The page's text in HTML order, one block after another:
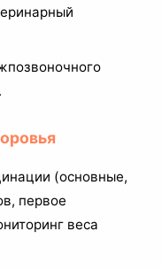
(основные,
первое
веса